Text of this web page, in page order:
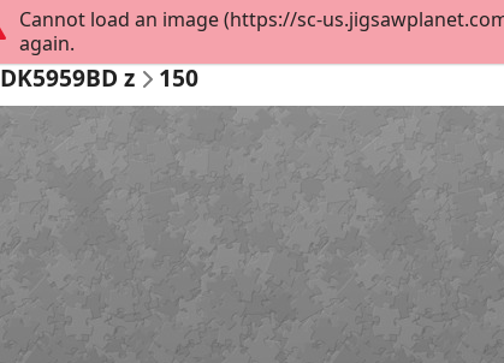
Criar
DK5959BD z 150
Cannot load an image (https://sc-
again.